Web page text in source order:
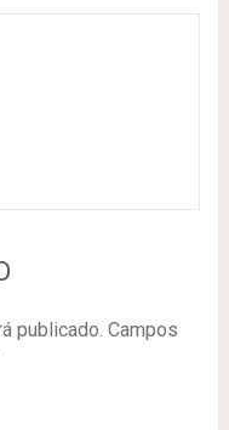
publicado. Campos